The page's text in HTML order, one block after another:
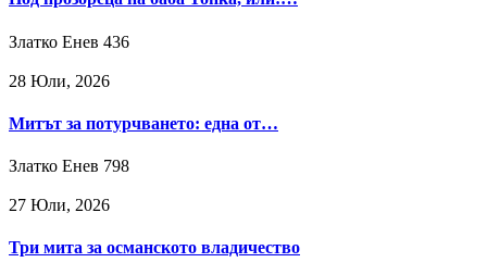
Златко Енев 436
28 Юли, 2026
Митът за потурчването: една от…
Златко Енев 798
27 Юли, 2026
Три мита за османското владичество